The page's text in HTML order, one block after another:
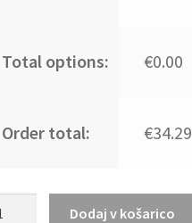
Total options: €0.00
Order total: €34.29
Dodaj v košarico